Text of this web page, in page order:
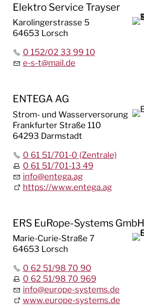
Elektro Service Trayser
Karolingerstrasse 5
64653 Lorsch
0 152/02 33 99 10
e-s-t@mail.de
ENTEGA AG
Strom- und Wasserversorung
Frankfurter Straße 110
64293 Darmstadt
0 61 51/701-0 (Zentrale)
0 61 51/701-13 49
info@entega.ag
https://www.entega.ag
ERS EuRope-Systems GmbH
Marie-Curie-Straße 7
64653 Lorsch
0 62 51/98 70 90
0 62 51/98 70 969
info@europe-systems.de
www.europe-systems.de